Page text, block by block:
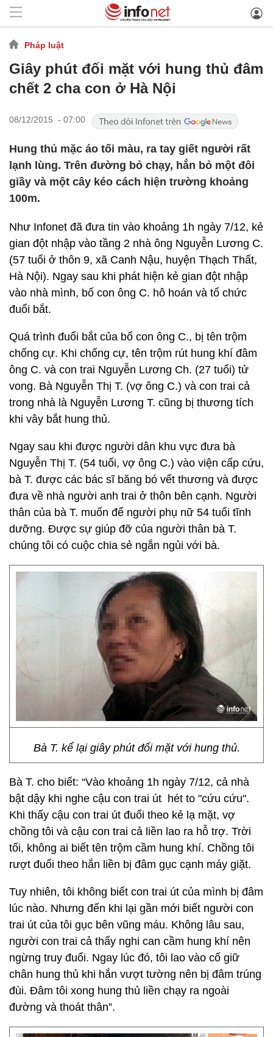
Pháp luật
Giây phút đối mặt với hung thủ đâm
chết 2 cha con ở Hà Nội
08/12/2015 - 07:00
Hung thủ mặc áo tối màu, ra tay giết người rất
lạnh lùng. Trên đường bỏ chạy, hắn bỏ một đôi
giầy và một cây kéo cách hiện trường khoảng
100m.
Như Infonet đã đưa tin vào khoảng 1h ngày 7/12, kẻ
gian đột nhập vào tầng 2 nhà ông Nguyễn Lương C.
(57 tuổi ở thôn 9, xã Canh Nậu, huyện Thạch Thất,
Hà Nội). Ngay sau khi phát hiện kẻ gian đột nhập
vào nhà mình, bố con ông C. hô hoán và tổ chức
đuổi bắt.
Quá trình đuổi bắt của bố con ông C., bị tên trộm
chống cự. Khi chống cự, tên trộm rút hung khí đâm
ông C. và con trai Nguyễn Lương Ch. (27 tuổi) tử
vong. Bà Nguyễn Thị T. (vợ ông C.) và con trai cả
trong nhà là Nguyễn Lương T. cũng bị thương tích
khi vây bắt hung thủ.
Ngay sau khi được người dân khu vực đưa bà
Nguyễn Thị T. (54 tuổi, vợ ông C.) vào viện cấp cứu,
bà T. được các bác sĩ băng bó vết thương và được
đưa về nhà người anh trai ở thôn bên cạnh. Người
thân của bà T. muốn để người phụ nữ 54 tuổi tĩnh
dưỡng. Được sự giúp đỡ của người thân bà T.
chúng tôi có cuộc chia sẻ ngắn ngủi với bà.
Bà T. kể lại giây phút đối mặt với hung thủ.
Bà T. cho biết: “Vào khoảng 1h ngày 7/12, cả nhà
bật dậy khi nghe cậu con trai út hét to "cứu cứu".
Khi thấy cậu con trai út đuổi theo kẻ lạ mặt, vợ
chồng tôi và cậu con trai cả liền lao ra hỗ trợ. Trời
tối, không ai biết tên trộm cầm hung khí. Chồng tôi
rượt đuổi theo hắn liền bị đâm gục cạnh máy giặt.
Tuy nhiên, tôi không biết con trai út của mình bị đâm
lúc nào. Nhưng đến khi lại gần mới biết người con
trai út của tôi gục bên vũng máu. Không lâu sau,
người con trai cả thấy nghi can cầm hung khí nên
ngừng truy đuổi. Ngay lúc đó, tôi lao vào cố giữ
chân hung thủ khi hắn vượt tường nên bị đâm trúng
đùi. Đâm tôi xong hung thủ liền chạy ra ngoài
đường và thoát thân”.